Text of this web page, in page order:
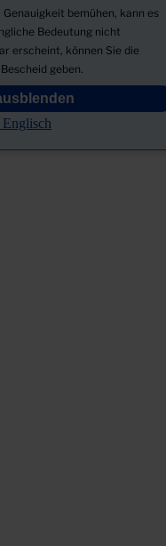
bemühen, kann es
Bedeutung nicht
erscheint, können Sie die
geben.
Englisch